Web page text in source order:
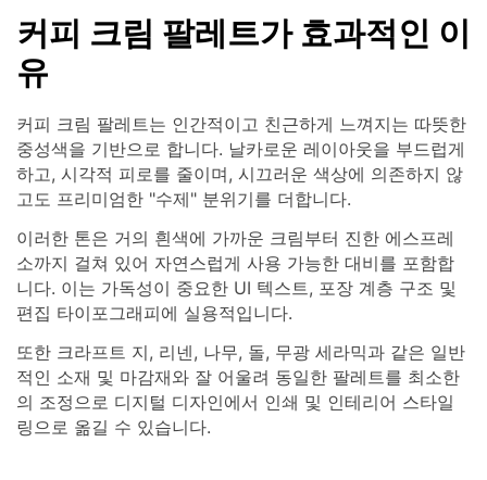
커피 크림 팔레트가 효과적인 이
유
커피 크림 팔레트는 인간적이고 친근하게 느껴지는 따뜻한
중성색을 기반으로 합니다. 날카로운 레이아웃을 부드럽게
하고, 시각적 피로를 줄이며, 시끄러운 색상에 의존하지 않
고도 프리미엄한 "수제" 분위기를 더합니다.
이러한 톤은 거의 흰색에 가까운 크림부터 진한 에스프레
소까지 걸쳐 있어 자연스럽게 사용 가능한 대비를 포함합
니다. 이는 가독성이 중요한 UI 텍스트, 포장 계층 구조 및
편집 타이포그래피에 실용적입니다.
또한 크라프트 지, 리넨, 나무, 돌, 무광 세라믹과 같은 일반
적인 소재 및 마감재와 잘 어울려 동일한 팔레트를 최소한
의 조정으로 디지털 디자인에서 인쇄 및 인테리어 스타일
링으로 옮길 수 있습니다.